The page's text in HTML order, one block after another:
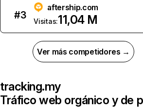
#3
aftership.com
Visitas:11,04 M
Ver más competidores →
tracking.my
Tráfico web orgánico y de